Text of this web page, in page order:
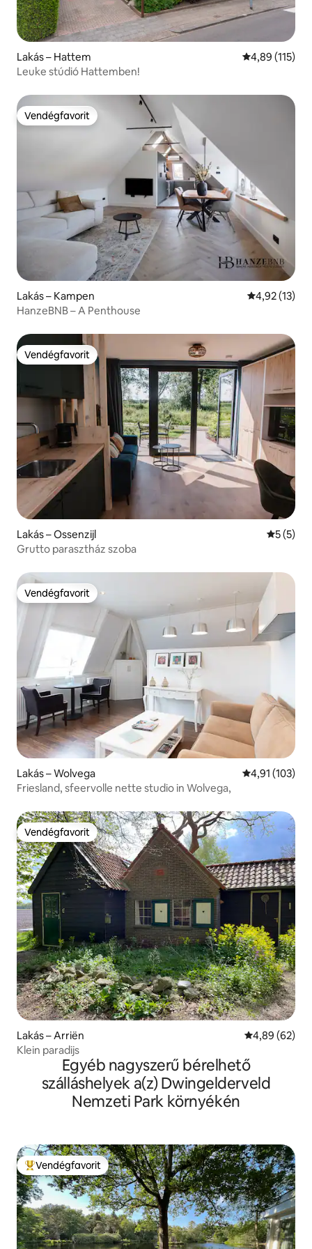
Lakás – Hattem Átlagos
4,89 (115)
Leuke stúdió Hattemben!
Vendégfavorit
Vendégfavorit
Lakás – Kampen Átlagos
4,92 (13)
HanzeBNB – A Penthouse
Vendégfavorit
Vendégfavorit
Lakás – Ossenzijl Átlagos
5 (5)
Grutto parasztház szoba
Vendégfavorit
Vendégfavorit
Lakás – Wolvega Átlagos
4,91 (103)
Friesland, sfeervolle nette studio in Wolvega,
Vendégfavorit
Vendégfavorit
Lakás – Arriën Átlagos
4,89 (62)
Klein paradijs
Egyéb nagyszerű bérelhető
szálláshelyek a(z) Dwingelderveld
Nemzeti Park környékén
Kiemelt vendégfavorit
Vendégfavorit